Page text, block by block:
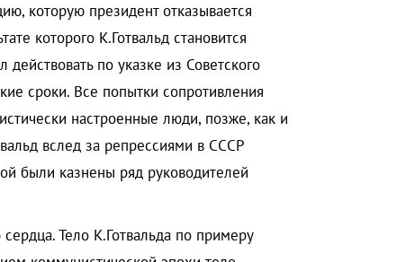
которую президент отказывается
которого К.Готвальд становится
по указке из Советского
сроки. Все попытки сопротивления
настроенные люди, позже, как и
вслед за репрессиями в СССР
были казнены ряд руководителей
Тело К.Готвальда по примеру